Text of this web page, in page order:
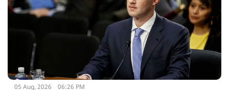
05 Aug, 2026 06:26 PM